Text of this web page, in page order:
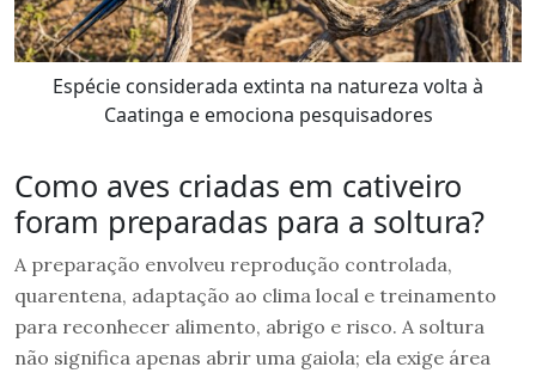
Espécie considerada extinta na natureza volta à
Caatinga e emociona pesquisadores
Como aves criadas em cativeiro
foram preparadas para a soltura?
A preparação envolveu reprodução controlada,
quarentena, adaptação ao clima local e treinamento
para reconhecer alimento, abrigo e risco. A soltura
não significa apenas abrir uma gaiola; ela exige área